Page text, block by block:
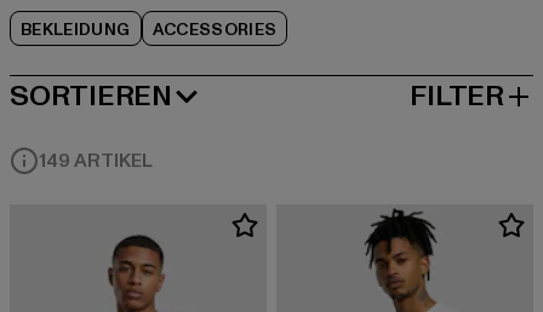
BEKLEIDUNG ACCESSORIES
SORTIEREN
NEUESTE FILTER
149 ARTIKEL